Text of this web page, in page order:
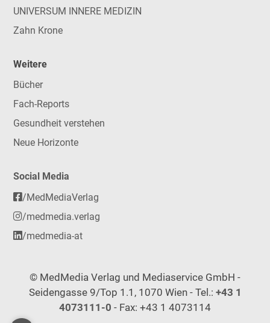
UNIVERSUM INNERE MEDIZIN
Zahn Krone
Weitere
Bücher
Fach-Reports
Gesundheit verstehen
Neue Horizonte
Social Media
/MedMediaVerlag
/medmedia.verlag
/medmedia-at
© MedMedia Verlag und Mediaservice GmbH -
Seidengasse 9/Top 1.1, 1070 Wien - Tel.: +43 1
4073111-0 - Fax: +43 1 4073114